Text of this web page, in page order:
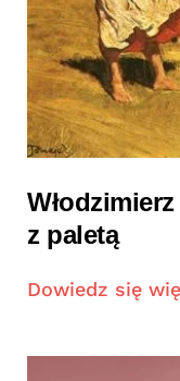
z paletą
Dowiedz się